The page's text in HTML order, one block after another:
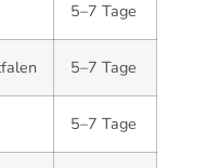
5–7 Tage
5–7 Tage
5–7 Tage